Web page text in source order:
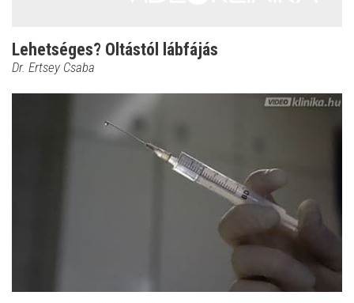
Lehetséges? Oltástól lábfájás
Dr. Ertsey Csaba